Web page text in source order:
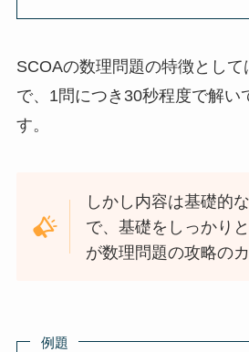
SCOAの数理問題の特徴とし
で、1問につき30秒程度で解い
す。
しかし内容は基礎的
で、基礎をしっかり
が数理問題の攻略の
例題